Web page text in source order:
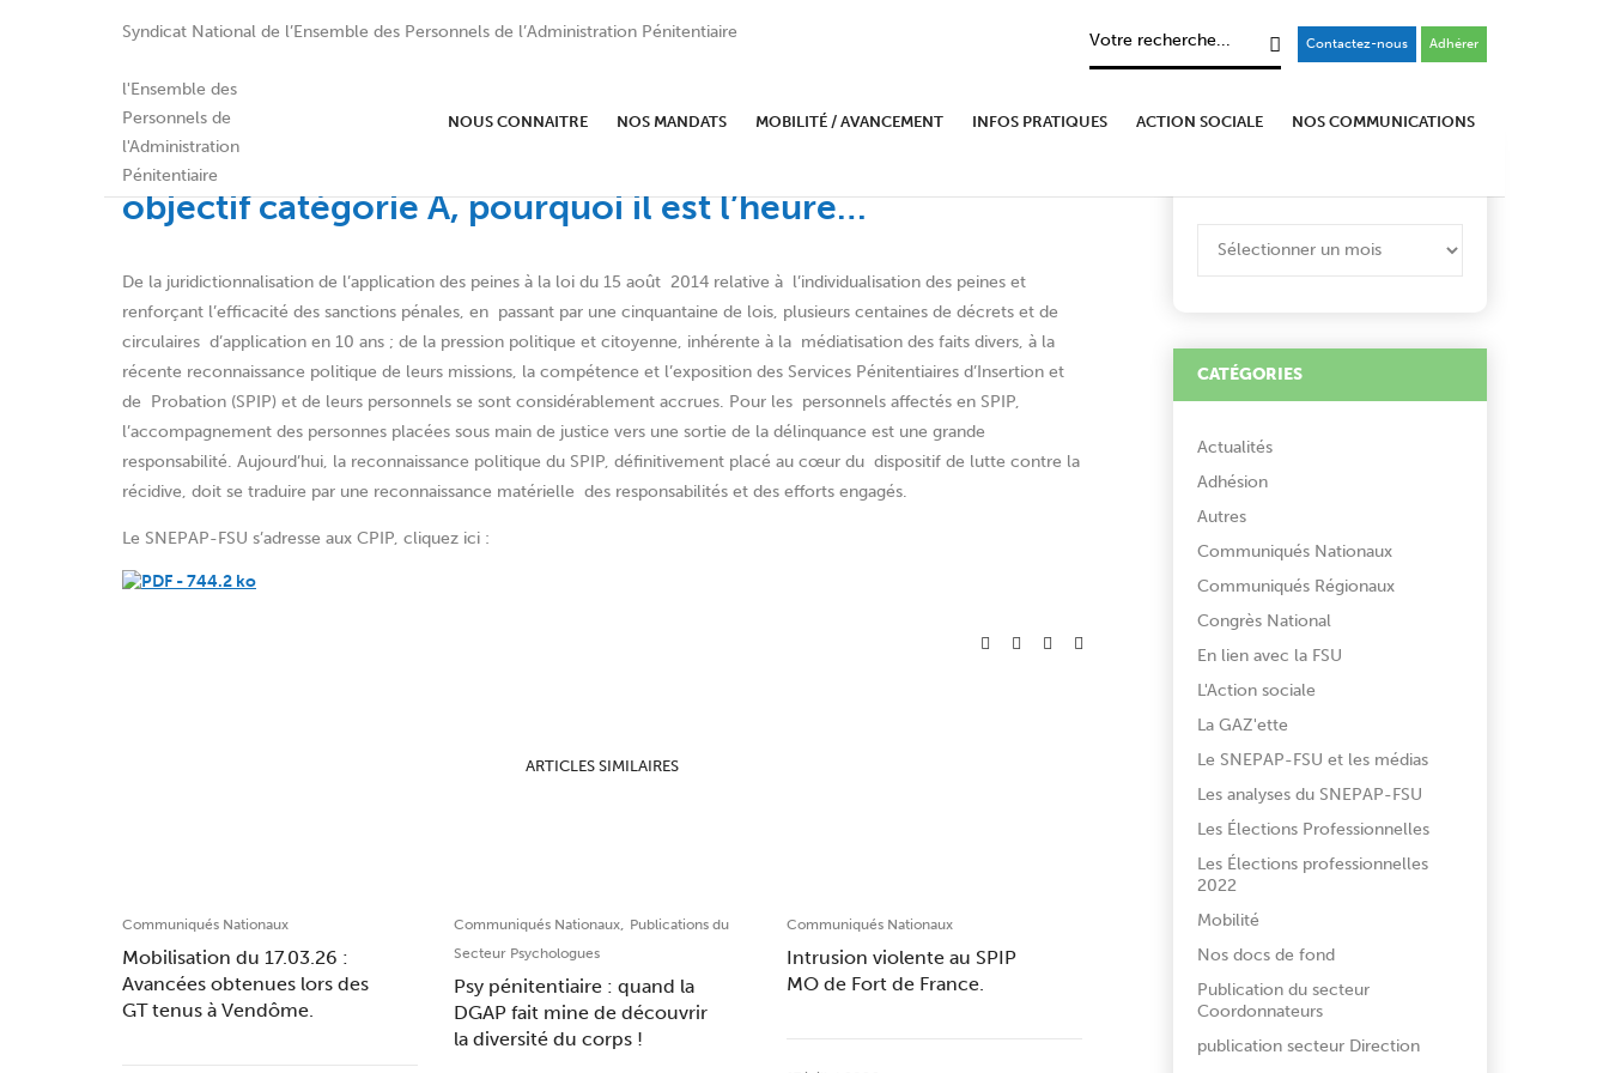
Syndicat National de l’Ensemble des Personnels de l’Administration Pénitentiaire
Contactez-nous Adhérer
NOUS CONNAITRE NOS MANDATS MOBILITÉ / AVANCEMENT INFOS PRATIQUES ACTION SOCIALE NOS COMMUNICATIONS
Conseillers Pénitentiaires d’Insertion et de Probation :
objectif catégorie A, pourquoi il est l’heure…
De la juridictionnalisation de l’application des peines à la loi du 15 août 2014 relative à l’individualisation des peines et
renforçant l’efficacité des sanctions pénales, en passant par une cinquantaine de lois, plusieurs centaines de décrets et de
circulaires d’application en 10 ans ; de la pression politique et citoyenne, inhérente à la médiatisation des faits divers, à la
récente reconnaissance politique de leurs missions, la compétence et l’exposition des Services Pénitentiaires d’Insertion et
de Probation (SPIP) et de leurs personnels se sont considérablement accrues. Pour les personnels affectés en SPIP,
l’accompagnement des personnes placées sous main de justice vers une sortie de la délinquance est une grande
responsabilité. Aujourd’hui, la reconnaissance politique du SPIP, définitivement placé au cœur du dispositif de lutte contre la
récidive, doit se traduire par une reconnaissance matérielle des responsabilités et des efforts engagés.
Le SNEPAP-FSU s’adresse aux CPIP, cliquez ici :
ARTICLES SIMILAIRES
Communiqués Nationaux
Mobilisation du 17.03.26 :
Avancées obtenues lors des
GT tenus à Vendôme.
Communiqués Nationaux, Publications du
Secteur Psychologues
Psy pénitentiaire : quand la
DGAP fait mine de découvrir
la diversité du corps !
Communiqués Nationaux
Intrusion violente au SPIP
MO de Fort de France.
CATÉGORIES
Actualités
Adhésion
Autres
Communiqués Nationaux
Communiqués Régionaux
Congrès National
En lien avec la FSU
L'Action sociale
La GAZ'ette
Le SNEPAP-FSU et les médias
Les analyses du SNEPAP-FSU
Les Élections Professionnelles
Les Élections professionnelles
2022
Mobilité
Nos docs de fond
Publication du secteur
Coordonnateurs
publication secteur Direction